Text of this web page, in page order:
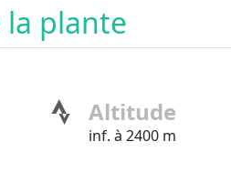
la plante
Altitude
inf. à 2400 m